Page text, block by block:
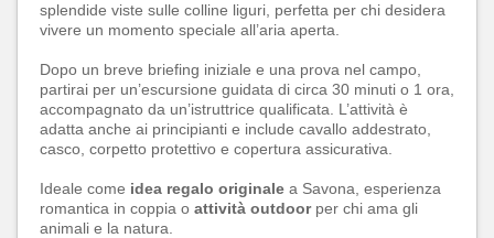
splendide viste sulle colline liguri, perfetta per chi desidera
vivere un momento speciale all’aria aperta.
Dopo un breve briefing iniziale e una prova nel campo,
partirai per un’escursione guidata di circa 30 minuti o 1 ora,
accompagnato da un’istruttrice qualificata. L’attività è
adatta anche ai principianti e include cavallo addestrato,
casco, corpetto protettivo e copertura assicurativa.
Ideale come idea regalo originale a Savona, esperienza
romantica in coppia o attività outdoorper chi ama gli
animali e la natura.